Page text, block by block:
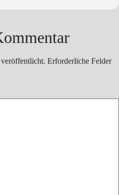
Erforderliche Felder